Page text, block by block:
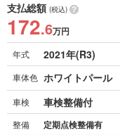
支払総額 (税込)
172.6万円
年式 2021年(R3)
車体色 ホワイトパール
車検 車検整備付
整備 定期点検整備有